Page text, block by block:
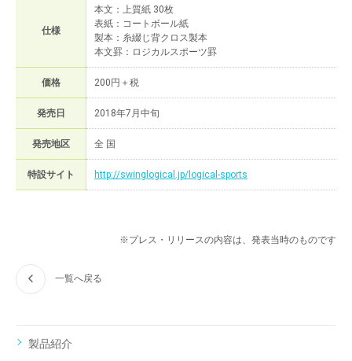
仕様
本文：上質紙 30枚
表紙：コートボール紙
製本：糸綴じ背クロス製本
本文罫：ロジカルスポーツ罫
価格 200円＋税
発売日 2018年7月中旬
発売地区 全 国
特設サイト http://swinglogical.jp/logical-sports
※プレス・リリースの内容は、発表当時のものです
一覧へ戻る
製品紹介